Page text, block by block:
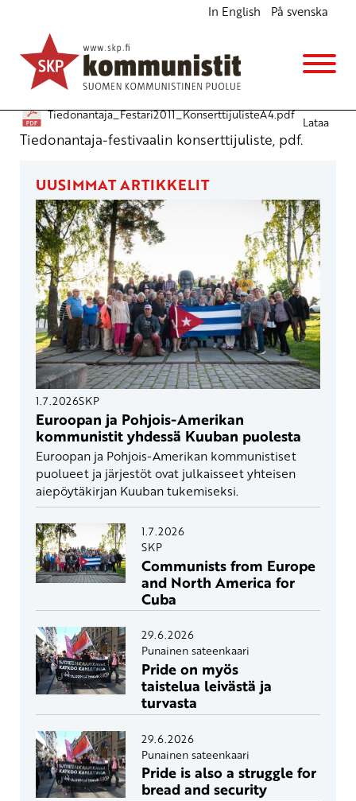
In English På svenska
Vallan kumouksellinen konsertti
Julkiset materiaalit
9.9.2011 - 19:58
Tiedonantaja_Festari2011_KonserttijulisteA4.pdf
Lataa
Tiedonantaja-festivaalin konserttijuliste, pdf.
UUSIMMAT ARTIKKELIT
1.7.2026SKP
Euroopan ja Pohjois-Amerikan
kommunistit yhdessä Kuuban puolesta
Euroopan ja Pohjois-Amerikan kommunistiset
puolueet ja järjestöt ovat julkaisseet yhteisen
aiepöytäkirjan Kuuban tukemiseksi.
1.7.2026
SKP
Communists from Europe
and North America for
Cuba
29.6.2026
Punainen sateenkaari
Pride on myös
taistelua leivästä ja
turvasta
29.6.2026
Punainen sateenkaari
Pride is also a struggle for
bread and security